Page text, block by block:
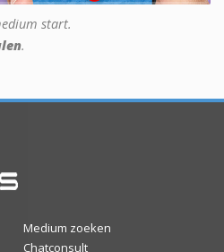
start.
.
Medium zoeken
Chatconsult